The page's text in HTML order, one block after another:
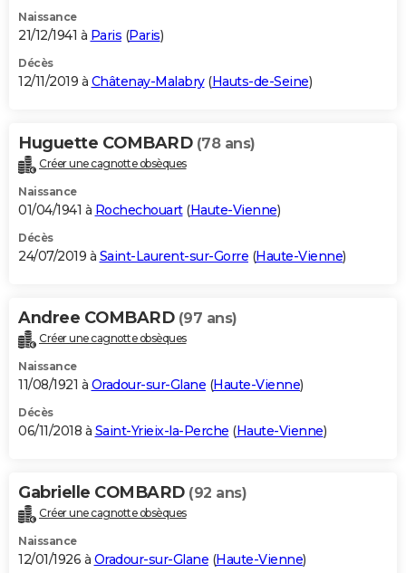
Naissance
21/12/1941 à Paris (Paris)
Décès
12/11/2019 à Châtenay-Malabry(Hauts-de-Seine)
Huguette COMBARD (78 ans)
Créer une cagnotte obsèques
Naissance
01/04/1941 à Rochechouart(Haute-Vienne)
Décès
24/07/2019 à Saint-Laurent-sur-Gorre (Haute-Vienne)
Andree COMBARD (97 ans)
Créer une cagnotte obsèques
Naissance
11/08/1921 à Oradour-sur-Glane (Haute-Vienne)
Décès
06/11/2018 à Saint-Yrieix-la-Perche (Haute-Vienne)
Gabrielle COMBARD (92 ans)
Créer une cagnotte obsèques
Naissance
12/01/1926 à Oradour-sur-Glane (Haute-Vienne)